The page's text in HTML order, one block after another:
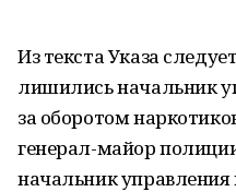
Из текста Указа
лишились начальник
за оборотом
генерал-майор
начальник управления